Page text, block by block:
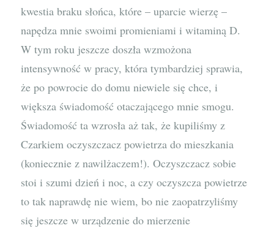
kwestia braku słońca, które – uparcie wierzę –
napędza mnie swoimi promieniami i witaminą D.
W tym roku jeszcze doszła wzmożona
intensywność w pracy, która tymbardziej sprawia,
że po powrocie do domu niewiele się chce, i
większa świadomość otaczającego mnie smogu.
Świadomość ta wzrosła aż tak, że kupiliśmy z
Czarkiem oczyszczacz powietrza do mieszkania
(koniecznie z nawilżaczem!). Oczyszczacz sobie
stoi i szumi dzień i noc, a czy oczyszcza powietrze
to tak naprawdę nie wiem, bo nie zaopatrzyliśmy
się jeszcze w urządzenie do mierzenie